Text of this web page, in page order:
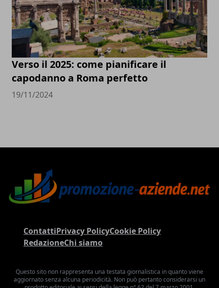
Verso il 2025: come pianificare il
capodanno a Roma perfetto
19/11/2024
ContattiPrivacy PolicyCookie Policy
RedazioneChi siamo
Questo sito non rappresenta una testata giornalistica in quanto viene
aggiornato senza alcuna periodicità. Non può pertanto considerarsi un